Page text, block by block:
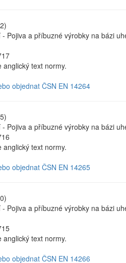
Pojiva a příbuzné výrobky na bázi
text normy.
objednat ČSN EN 14264
Pojiva a příbuzné výrobky na bázi
text normy.
objednat ČSN EN 14265
Pojiva a příbuzné výrobky na bázi
text normy.
objednat ČSN EN 14266